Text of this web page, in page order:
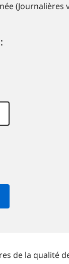
(Journalières
de la qualité